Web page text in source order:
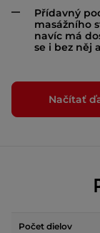
Přídavný
masážního
navíc má
se i bez něj
Načítať
Počet dielov